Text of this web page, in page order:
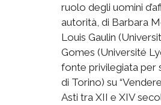
ruolo degli uomini
autorità, di Barbara
Louis Gaulin
Gomes (Université
fonte privilegiata per
di Torino) su
Asti tra XII e XIV